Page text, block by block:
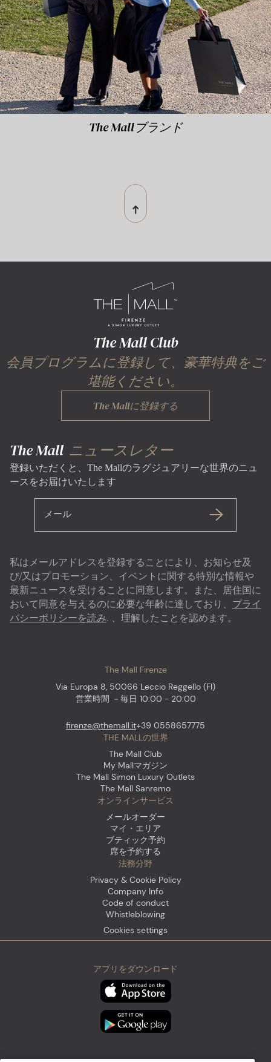
The Mallブランド
The Mall Club
会員プログラムに登録して、豪華特典をご
堪能ください。
The Mallに登録する
The Mall ニュースレター
登録いただくと、The Mallのラグジュアリーな世界のニュ
ースをお届けいたします
メール
私はメールアドレスを登録することにより、お知らせ及
び/又はプロモーション、イベントに関する特別な情報や
最新ニュースを受けることに同意します。また、居住国に
おいて同意を与えるのに必要な年齢に達しており、 プライ
バシーポリシーを読み. 、理解したことを認めます。
The Mall Firenze
Via Europa 8, 50066 Leccio Reggello (FI)
営業時間 －毎日 10:00 - 20:00
firenze@themall.it+39 0558657775
THE MALLの世界
The Mall Club
My Mallマガジン
The Mall Simon Luxury Outlets
The Mall Sanremo
オンラインサービス
メールオーダー
マイ・エリア
ブティック予約
席を予約する
法務分野
Privacy & Cookie Policy
Company Info
Code of conduct
Whistleblowing
Cookies settings
アプリをダウンロード